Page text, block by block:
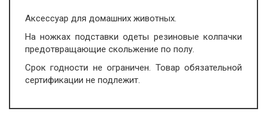
Аксессуар для домашних животных.
На ножках подставки одеты резиновые колпачки
предотвращающие скольжение по полу.
Срок годности не ограничен. Товар обязательной
сертификации не подлежит.